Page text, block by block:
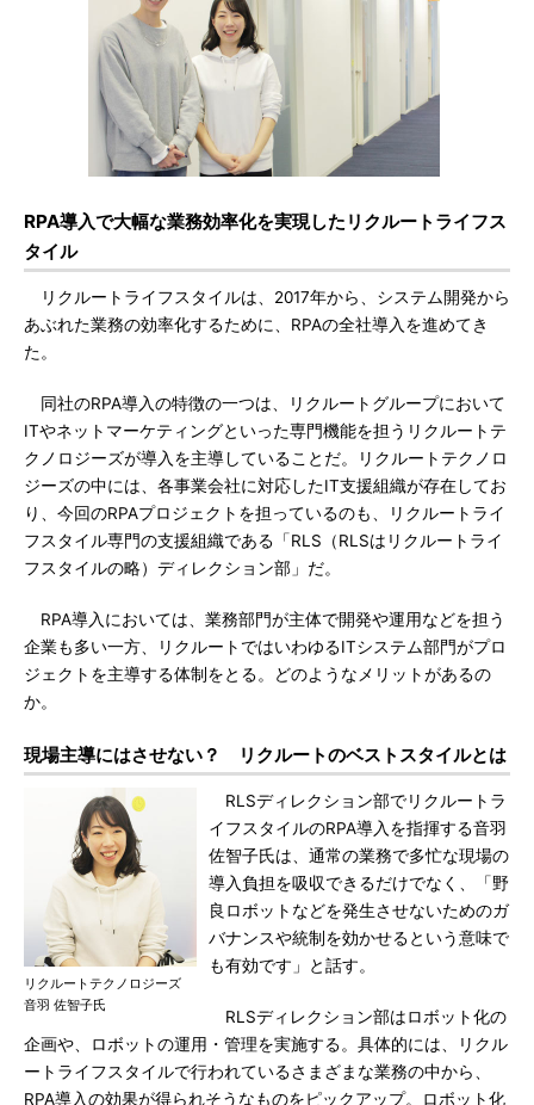
RPA導入で大幅な業務効率化を実現したリクルートライフス
タイル
リクルートライフスタイルは、2017年から、システム開発から
あぶれた業務の効率化するために、RPAの全社導入を進めてき
た。
同社のRPA導入の特徴の一つは、リクルートグループにおいて
ITやネットマーケティングといった専門機能を担うリクルートテ
クノロジーズが導入を主導していることだ。リクルートテクノロ
ジーズの中には、各事業会社に対応したIT支援組織が存在してお
り、今回のRPAプロジェクトを担っているのも、リクルートライ
フスタイル専門の支援組織である「RLS（RLSはリクルートライ
フスタイルの略）ディレクション部」だ。
RPA導入においては、業務部門が主体で開発や運用などを担う
企業も多い一方、リクルートではいわゆるITシステム部門がプロ
ジェクトを主導する体制をとる。どのようなメリットがあるの
か。
現場主導にはさせない？ リクルートのベストスタイルとは
リクルートテクノロジーズ
音羽 佐智子氏
RLSディレクション部でリクルートラ
イフスタイルのRPA導入を指揮する音羽
佐智子氏は、通常の業務で多忙な現場の
導入負担を吸収できるだけでなく、「野
良ロボットなどを発生させないためのガ
バナンスや統制を効かせるという意味で
も有効です」と話す。
RLSディレクション部はロボット化の
企画や、ロボットの運用・管理を実施する。具体的には、リクル
ートライフスタイルで行われているさまざまな業務の中から、
RPA導入の効果が得られそうなものをピックアップ。ロボット化